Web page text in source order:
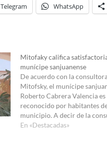
Telegram WhatsApp
Mitofaky califica
munícipe sanjuanense
De acuerdo con la
Mitofsky, el munícipe
Roberto Cabrera Valencia es
reconocido por habitantes
municipio. A decir de la
Cabrera Valencia es de los
En «Destacadas»